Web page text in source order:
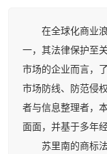
在全球化商业浪
一，其法律保护至
市场的企业而言，
市场防线、防范侵
者与信息整理者，
面面，并基于多年
苏里南的商标法